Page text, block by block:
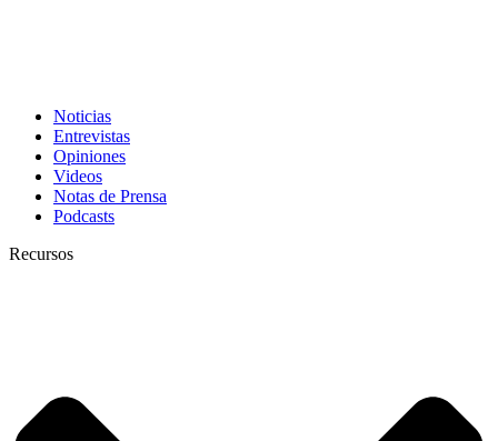
Noticias
Entrevistas
Opiniones
Videos
Notas de Prensa
Podcasts
Recursos